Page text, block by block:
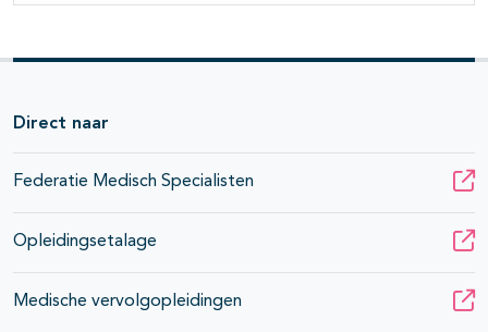
Direct naar
Federatie Medisch Specialisten
Opleidingsetalage
Medische vervolgopleidingen